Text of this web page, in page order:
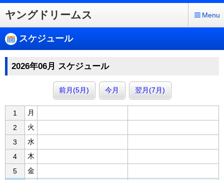
ヤングドリームス Menu
スケジュール
2026年06月 スケジュール
前月(5月) 今月 翌月(7月)
1
月
2
火
3
水
4
木
5
金